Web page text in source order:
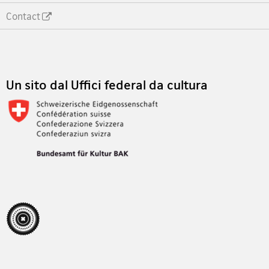
Contact
Un sito dal Uffici federal da cultura